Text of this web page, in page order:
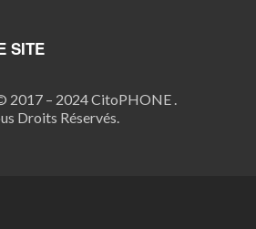
SITE
2017 – 2024 CitoPHONE .
Droits Réservés.